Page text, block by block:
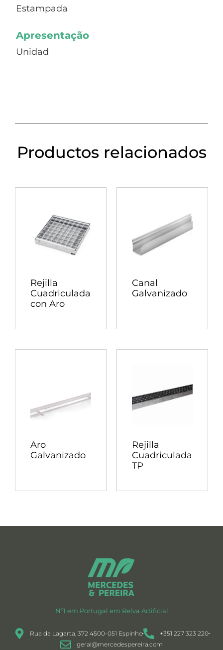
Estampada
Apresentação
Unidad
Productos relacionados
Rejilla
Cuadriculada
con Aro
Canal
Galvanizado
Aro
Galvanizado
Rejilla
Cuadriculada
TP
Nº1 em Portugal em Relva Artificial
Rua da Lagarta, 372 4500-051 Espinho
+351 227 323 220
geral@mercedespereira.com